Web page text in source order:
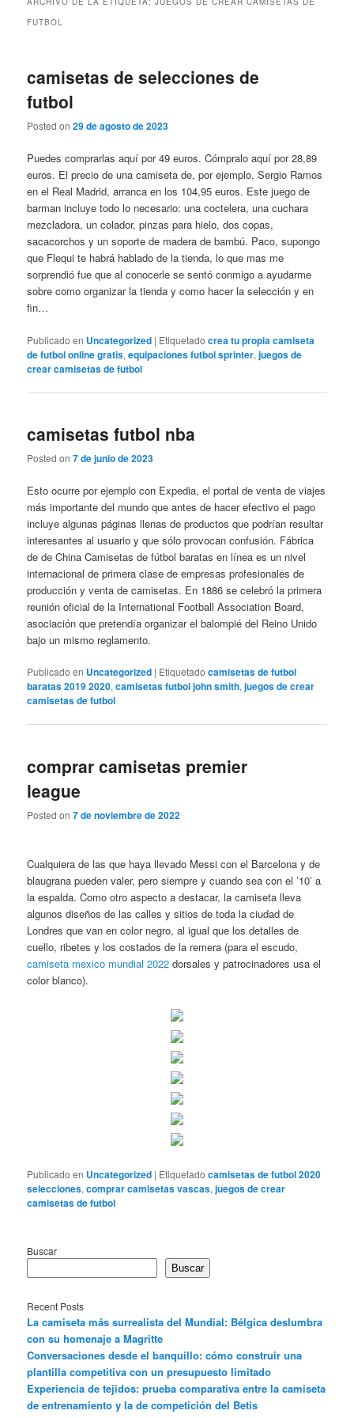
FUTBOL
camisetas de selecciones de
futbol
Posted on29 de agosto de 2023
Puedes comprarlas aquí por 49 euros. Cómpralo aquí por 28,89
euros. El precio de una camiseta de, por ejemplo, Sergio Ramos
en el Real Madrid, arranca en los 104,95 euros. Este juego de
barman incluye todo lo necesario: una coctelera, una cuchara
mezcladora, un colador, pinzas para hielo, dos copas,
sacacorchos y un soporte de madera de bambú. Paco, supongo
que Flequi te habrá hablado de la tienda, lo que mas me
sorprendió fue que al conocerle se sentó conmigo a ayudarme
sobre como organizar la tienda y como hacer la selección y en
fin…
Publicado en Uncategorized | Etiquetado crea tu propia camiseta
de futbol online gratis,equipaciones futbol sprinter,juegos de
crear camisetas de futbol
camisetas futbol nba
Posted on7 de junio de 2023
Esto ocurre por ejemplo con Expedia, el portal de venta de viajes
más importante del mundo que antes de hacer efectivo el pago
incluye algunas páginas llenas de productos que podrían resultar
interesantes al usuario y que sólo provocan confusión. Fábrica
de de China Camisetas de fútbol baratas en línea es un nivel
internacional de primera clase de empresas profesionales de
producción y venta de camisetas. En 1886 se celebró la primera
reunión oficial de la International Football Association Board,
asociación que pretendía organizar el balompié del Reino Unido
bajo un mismo reglamento.
Publicado en Uncategorized | Etiquetado camisetas de futbol
baratas 2019 2020,camisetas futbol john smith,juegos de crear
camisetas de futbol
comprar camisetas premier
league
Posted on7 de noviembre de 2022
Cualquiera de las que haya llevado Messi con el Barcelona y de
blaugrana pueden valer, pero siempre y cuando sea con el ’10’ a
la espalda. Como otro aspecto a destacar, la camiseta lleva
algunos diseños de las calles y sitios de toda la ciudad de
Londres que van en color negro, al igual que los detalles de
cuello, ribetes y los costados de la remera (para el escudo,
camiseta mexico mundial 2022 dorsales y patrocinadores usa el
color blanco).
Publicado en Uncategorized | Etiquetado camisetas de futbol 2020
selecciones,comprar camisetas vascas,juegos de crear
camisetas de futbol
Buscar
Buscar
Recent Posts
La camiseta más surrealista del Mundial: Bélgica deslumbra
con su homenaje a Magritte
Conversaciones desde el banquillo: cómo construir una
plantilla competitiva con un presupuesto limitado
Experiencia de tejidos: prueba comparativa entre la camiseta
de entrenamiento y la de competición del Betis